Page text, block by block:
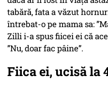
tabără, fata a văzut
întrebat-o pe mama sa:
Zilli i-a spus fiicei ei că
”Nu, doar fac pâine”.
Fiica ei, ucisă la